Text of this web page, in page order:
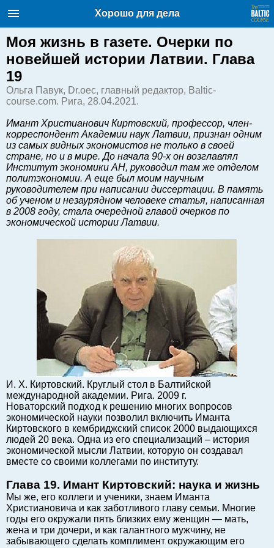
Балтийский курс. Новости и
аналитика
English
Латвии
Хорошо для дела
Аналитика
Инвестиции
Транспорт
Энергетика
Недвижимость
Финансы
Балтийский экспорт
Туризм
Советы юриста
ЕС - Балтия
Балтия - СНГ
Право
Круглый стол
Образование и наука
Экономическая история
Прямая речь
Благотворительность
Форумы
Книга
Архив
Сергей Тюленев: студия
Хорошо для дела
Моя жизнь в газете. Очерки по
новейшей истории Латвии. Глава
19
Ольга Павук, Dr.oec, главный редактор, Baltic-
course.com. Рига, 28.04.2021.
Имант Христианович Киртовский, профессор, член-
корреспондент Академии наук Латвии, признан одним
из самых видных экономистов не только в своей
стране, но и в мире. До начала 90-х он возглавлял
Институт экономики АН, руководил там же отделом
политэкономии. А еще был моим научным
руководителем при написании диссертации. В память
об ученом и незаурядном человеке статья, написанная
в 2008 году, стала очередной главой очерков по
экономической истории Латвии.
И. Х. Киртовский. Круглый стол в Балтийской
международной академии. Рига. 2009 г.
Новаторский подход к решению многих вопросов
экономической науки позволил включить Иманта
Киртовского в кембриджский список 2000 выдающихся
людей 20 века. Одна из его специализаций – история
экономической мысли Латвии, которую он создавал
вместе со своими коллегами по институту.
Глава 19. Имант Киртовский: наука и жизнь
Мы же, его коллеги и ученики, знаем Иманта
Христиановича и как заботливого главу семьи. Многие
годы его окружали пять близких ему женщин — мать,
жена и три дочери, и как галантного мужчину, не
забывающего сделать комплимент окружающим его